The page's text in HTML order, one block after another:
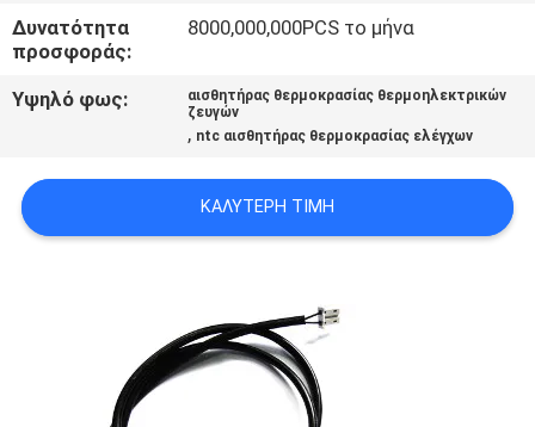
ΕΙΔΉΣΕΙΣ
ΈΝΑ
ΑΠΌΣΠΑΣΜΑ
PRIVACY
POLICY
Δυνατότητα
προσφοράς:
8000,000,000PCS το μήνα
Υψηλό φως:
αισθητήρας θερμοκρασίας θερμοηλεκτρικών
ζευγών
, ntc αισθητήρας θερμοκρασίας ελέγχων
ΚΑΛΎΤΕΡΗ ΤΙΜΉ